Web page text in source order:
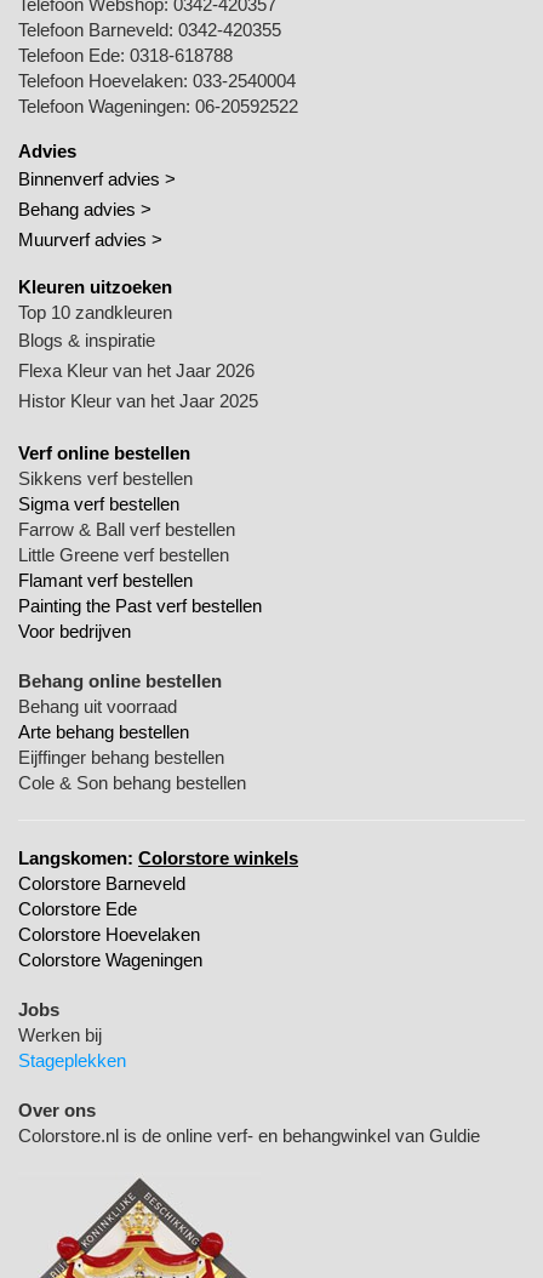
Telefoon Barneveld: 0342-420355
Telefoon Ede: 0318-618788
Telefoon Hoevelaken: 033-2540004
Telefoon Wageningen: 06-20592522
Advies
Binnenverf advies >
Behang advies >
Muurverf advies >
Kleuren uitzoeken
Top 10 zandkleuren
Blogs & inspiratie
Flexa Kleur van het Jaar 2026
Histor Kleur van het Jaar 2025
Verf online bestellen
Sikkens verf bestellen
Sigma verf bestellen
Farrow & Ball verf bestellen
Little Greene verf bestellen
Flamant verf bestellen
Painting the Past verf bestellen
Voor bedrijven
Behang online bestellen
Behang uit voorraad
Arte behang bestellen
Eijffinger behang bestellen
Cole & Son behang bestellen
Langskomen: Colorstore winkels
Colorstore Barneveld
Colorstore Ede
Colorstore Hoevelaken
Colorstore Wageningen
Jobs
Werken bij
Stageplekken
Over ons
Colorstore.nl is de online verf- en behangwinkel van Guldie